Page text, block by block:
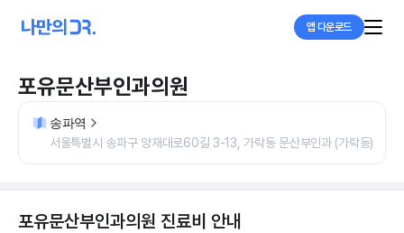
앱 다운로드
포유문산부인과의원
송파역
서울특별시 송파구 양재대로60길 3-13, 가락동 문산부인과 (가락동)
포유문산부인과의원 진료비 안내